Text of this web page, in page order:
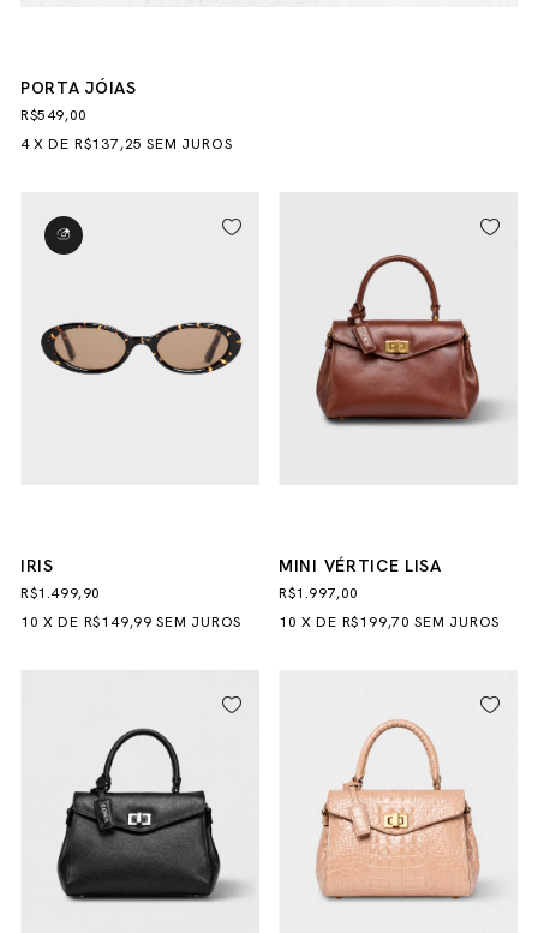
PORTA JÓIAS
R$549,00
4XDE R$137,25 SEM JUROS
IRIS
R$1.499,90
10 XDE R$149,99 SEM JUROS
MINI VÉRTICE LISA
R$1.997,00
10 XDE R$199,70 SEM JUROS